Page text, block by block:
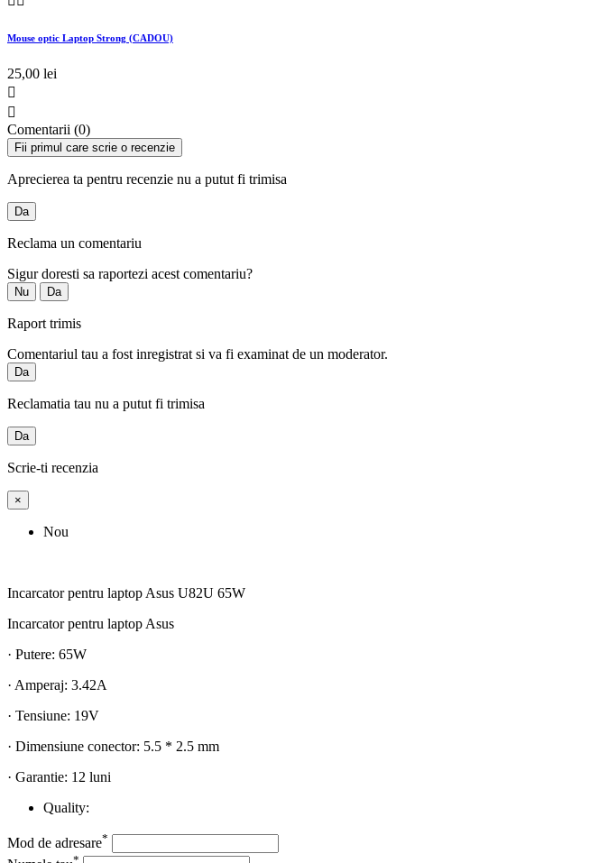
Mouse optic Laptop Strong (CADOU)
25,00 lei


Comentarii (0)
Fii primul care scrie o recenzie
Aprecierea ta pentru recenzie nu a putut fi trimisa
Da
Reclama un comentariu
Sigur doresti sa raportezi acest comentariu?
Nu Da
Raport trimis
Comentariul tau a fost inregistrat si va fi examinat de un moderator.
Da
Reclamatia tau nu a putut fi trimisa
Da
Scrie-ti recenzia
×
Nou
Incarcator pentru laptop Asus U82U 65W
Incarcator pentru laptop Asus
· Putere: 65W
· Amperaj: 3.42A
· Tensiune: 19V
· Dimensiune conector: 5.5 * 2.5 mm
· Garantie: 12 luni
Quality:
Mod de adresare*
*